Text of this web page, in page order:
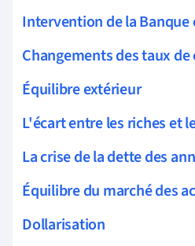
Intervention de la Banque
Changements des taux de
Équilibre extérieur
L'écart entre les riches et
La crise de la dette des
Équilibre du marché des
Dollarisation